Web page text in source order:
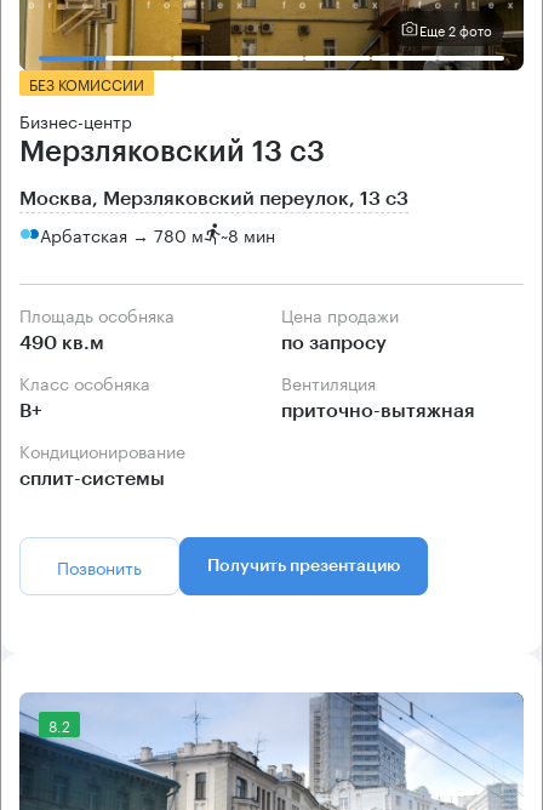
Еще 2 фото
БЕЗ КОМИССИИ
Бизнес-центр
Мерзляковский 13 с3
Москва, Мерзляковский переулок, 13 с3
Арбатская → 780 м ~8 мин
Площадь особняка
490 кв.м
Цена продажи
по запросу
Класс особняка
B+
Вентиляция
приточно-вытяжная
Кондиционирование
сплит-системы
Позвонить Получить презентацию
8.2